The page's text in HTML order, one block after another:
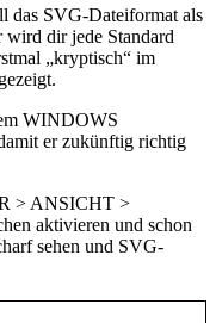
das SVG-Dateiformat als
dir jede Standard
„kryptisch“ im
WINDOWS
er zukünftig richtig
> ANSICHT >
aktivieren und schon
sehen und SVG-